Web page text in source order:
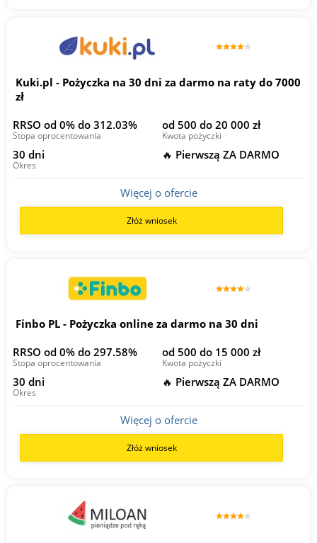
Kuki.pl - Pożyczka na 30 dni za darmo na raty do 7000
zł
RRSO od 0% do 312.03%
Stopa oprocentowania
od 500 do 20 000 zł
Kwota pożyczki
30 dni
Okres
🔥 Pierwszą ZA DARMO
Więcej o ofercie
Złóż wniosek
Finbo PL - Pożyczka online za darmo na 30 dni
RRSO od 0% do 297.58%
Stopa oprocentowania
od 500 do 15 000 zł
Kwota pożyczki
30 dni
Okres
🔥 Pierwszą ZA DARMO
Więcej o ofercie
Złóż wniosek